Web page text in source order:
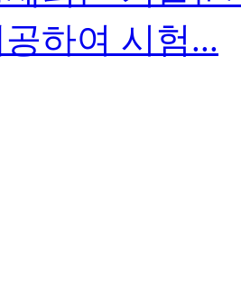
하여 시험...